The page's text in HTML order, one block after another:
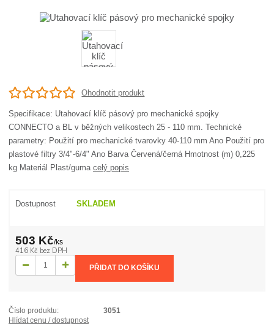
Ohodnotit produkt
Specifikace: Utahovací klíč pásový pro mechanické spojky
CONNECTO a BL v běžných velikostech 25 - 110 mm. Technické
parametry: Použití pro mechanické tvarovky 40-110 mm Ano Použití pro
plastové filtry 3/4"-6/4" Ano Barva Červená/černá Hmotnost (m) 0,225
kg Materiál Plast/gumacelý popis
Dostupnost SKLADEM
503 Kč/ks
416 Kč bez DPH
PŘIDAT DO KOŠÍKU
Číslo produktu:
3051
Hlídat cenu / dostupnost